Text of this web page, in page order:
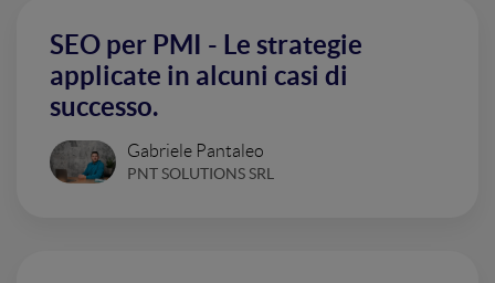
SEO per PMI - Le strategie
applicate in alcuni casi di
successo.
Gabriele Pantaleo
PNT SOLUTIONS SRL